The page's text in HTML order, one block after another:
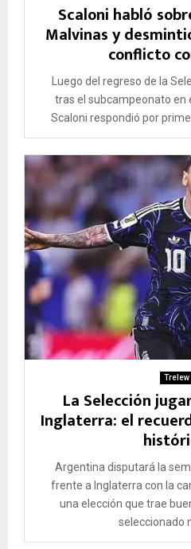
Scaloni habló
Malvinas y
conflicto
Luego del regreso de la
tras el subcampeonato en
Scaloni respondió por
Trelew
La Selección
Inglaterra: el
Argentina disputará la
frente a Inglaterra con la
una elección que trae
seleccionado